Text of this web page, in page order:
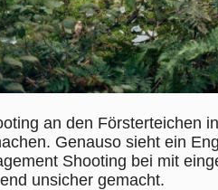
an den Försterteichen
Genauso sieht ein
Shooting bei mit
unsicher gemacht.